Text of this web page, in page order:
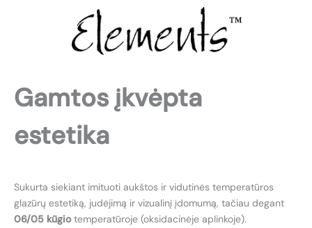
Gamtos įkvėpta
estetika
Sukurta siekiant imituoti aukštos ir vidutinės temperatūros
glazūrų estetiką, judėjimą ir vizualinį įdomumą, tačiau degant
06/05 kūgiotemperatūroje (oksidacinėje aplinkoje).